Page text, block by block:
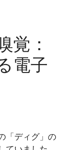
覚：
電子
「ディグ」の